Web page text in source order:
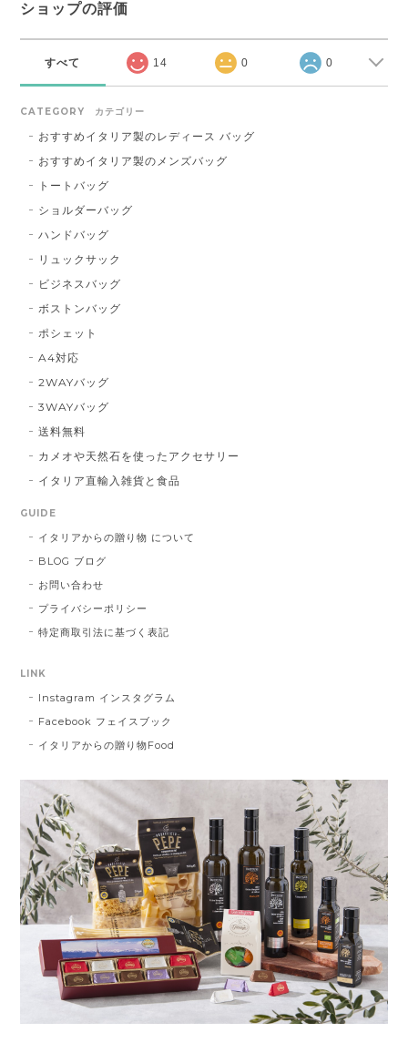
ショップの評価
すべて 14 0 0
CATEGORY カテゴリー
おすすめイタリア製のレディース バッグ
おすすめイタリア製のメンズバッグ
トートバッグ
ショルダーバッグ
ハンドバッグ
リュックサック
ビジネスバッグ
ボストンバッグ
ポシェット
A4対応
2WAYバッグ
3WAYバッグ
送料無料
カメオや天然石を使ったアクセサリー
イタリア直輸入雑貨と食品
GUIDE
イタリアからの贈り物 について
BLOG ブログ
お問い合わせ
プライバシーポリシー
特定商取引法に基づく表記
LINK
Instagram インスタグラム
Facebook フェイスブック
イタリアからの贈り物Food